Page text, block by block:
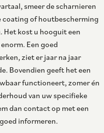
smeer de scharnieren
coating of houtbescherming
Het kost u hooguit een
Een goed
ziet er jaar na jaar
Bovendien geeft het een
functioneert, zomer én
van uw specifieke
dan contact op met een
informeren.